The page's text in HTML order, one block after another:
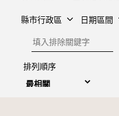
縣市行政區 日期區間
排除關鍵字
排列順序